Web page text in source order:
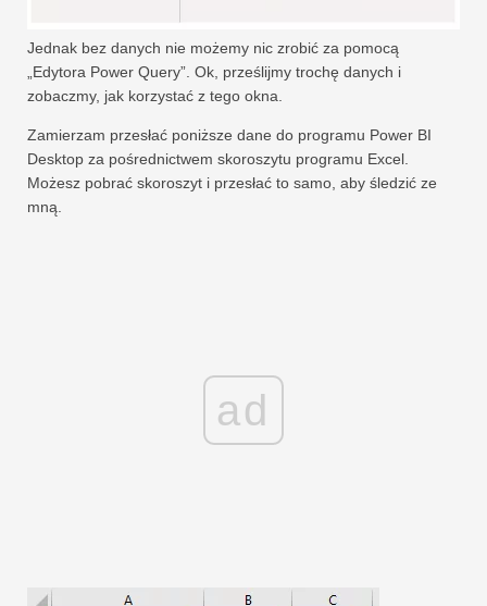
Jednak bez danych nie możemy nic zrobić za pomocą
„Edytora Power Query”. Ok, prześlijmy trochę danych i
zobaczmy, jak korzystać z tego okna.
Zamierzam przesłać poniższe dane do programu Power BI
Desktop za pośrednictwem skoroszytu programu Excel.
Możesz pobrać skoroszyt i przesłać to samo, aby śledzić ze
mną.
ad